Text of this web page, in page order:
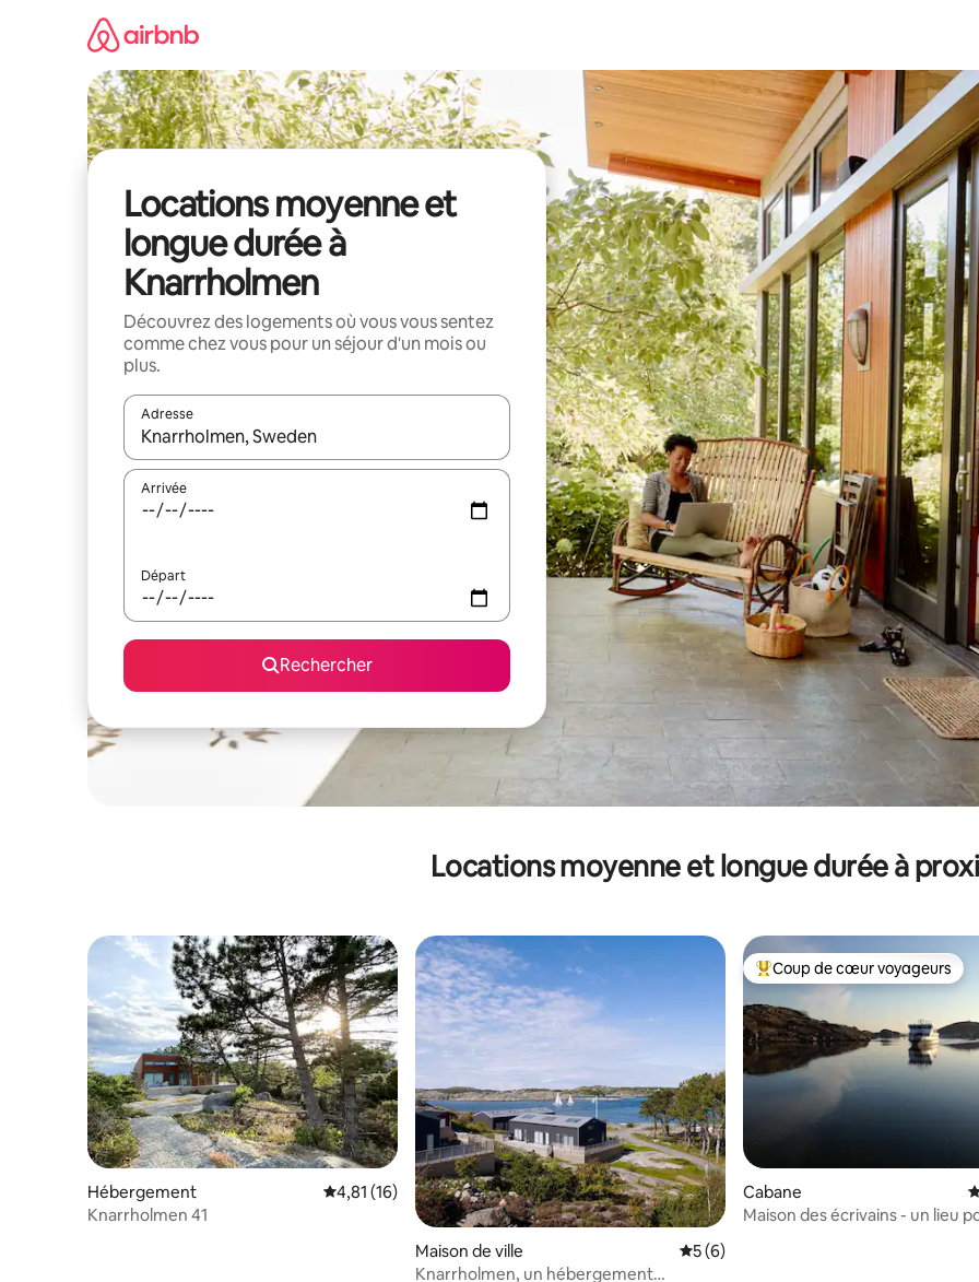
Locations moyenne et
longue durée à
Knarrholmen
Découvrez des logements où vous vous sentez
comme chez vous pour un séjour d'un mois ou
plus.
Adresse
Lorsque les résultats s'affichent, utilisez les flèches vers le haut et vers le bas pour les parcourir ou en appuyant et en
Arrivée
Départ
Rechercher
Locations moyenne et longue durée à
Hébergement Évaluation moyenne sur la base de 16 commentaires : 4,81 sur 5
4,81 (16)
Knarrholmen 41
Maison de ville
Évaluation moyenne sur la base de 6
5 (6)
Knarrholmen, un hébergement
Coups de cœur voyageurs les
Coup de cœur voyageurs
Cabane
Maison des écrivains - un lieu